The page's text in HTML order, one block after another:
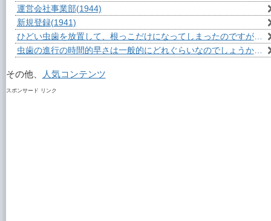
運営会社事業部(1944)
新規登録(1941)
ひどい虫歯を放置して、根っこだけになってしまったのですが？
虫歯の進行の時間的早さは一般的にどれぐらいなのでしょうか？
その他、 人気コンテンツ
スポンサード リンク